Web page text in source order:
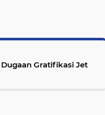
Gratifikasi Jet